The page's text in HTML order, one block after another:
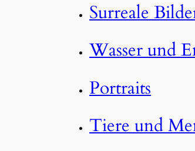
Surreale
Wasser und
Portraits
Tiere und